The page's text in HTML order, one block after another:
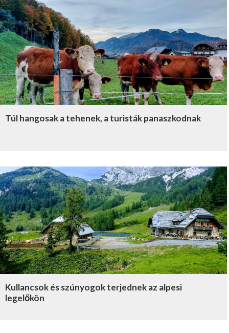
Túl hangosak a tehenek, a turisták panaszkodnak
Kullancsok és szúnyogok terjednek az alpesi
legelőkön